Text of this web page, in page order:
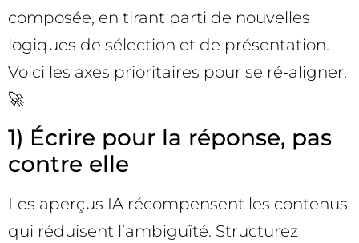
composée, en tirant parti de nouvelles
logiques de sélection et de présentation.
Voici les axes prioritaires pour se ré‑aligner.
🚀
1) Écrire pour la réponse, pas
contre elle
Les aperçus IA récompensent les contenus
qui réduisent l’ambiguïté. Structurez